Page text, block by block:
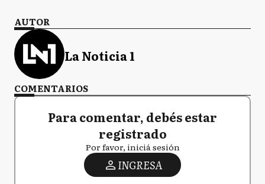
AUTOR
La Noticia 1
COMENTARIOS
Para comentar, debés estar
registrado
Por favor, iniciá sesión
INGRESA